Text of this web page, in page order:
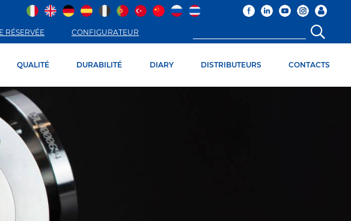
RÉSERVÉE CONFIGURATEUR
QUALITÉ DURABILITÉ DIARY DISTRIBUTEURS CONTACTS